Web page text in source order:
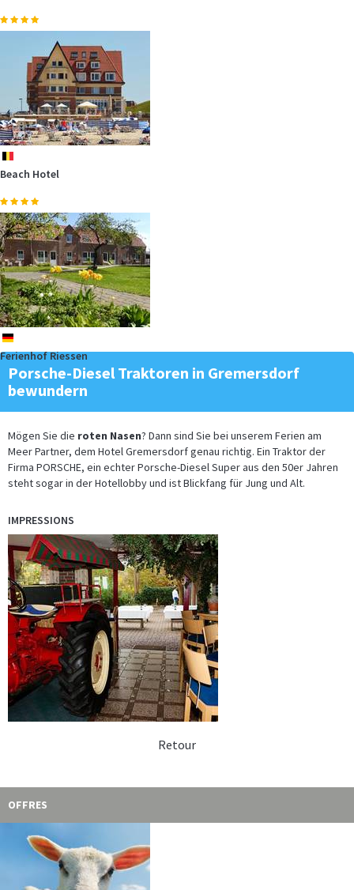
be
Beach Hotel
de
Ferienhof Riessen
Porsche-Diesel Traktoren in Gremersdorf
bewundern
Mögen Sie die roten Nasen? Dann sind Sie bei unserem Ferien am
Meer Partner, dem Hotel Gremersdorf genau richtig. Ein Traktor der
Firma PORSCHE, ein echter Porsche-Diesel Super aus den 50er Jahren
steht sogar in der Hotellobby und ist Blickfang für Jung und Alt.
IMPRESSIONS
Retour
OFFRES